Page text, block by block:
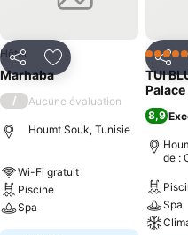
PartagerAjouter à mes
Hôtel
Marhaba
/ Aucune évaluation
Houmt Souk, Tunisie
Wi-Fi gratuit
Piscine
Spa
5 Étoiles
TUI
Palace
8,9
de :
Spa